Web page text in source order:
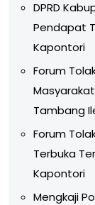
DPRD
Pendapat
Kapontori
Forum
Tambang
Forum
Terbuka
Kapontori
Mengkaji